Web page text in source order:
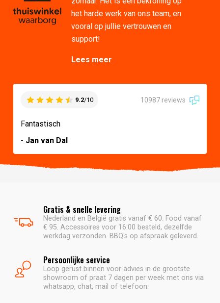
het harde werk van ons team, en
vooral op jullie vertrouwen en
support!
Lees meer
9.2/10 10987 reviews
Fantastisch
- Jan van Dal
Gratis & snelle levering
Nederland en België gratis vanaf € 60. Food vanaf
€ 95. Accessoires voor 16:00 besteld, dezelfde
werkdag verzonden. BBQ's op afspraak geleverd.
Persoonlijke service
Loop gerust binnen voor advies in de grootste
showroom of praat 7 dagen per week met ons via
whatsapp, chat, mail of telefoon.